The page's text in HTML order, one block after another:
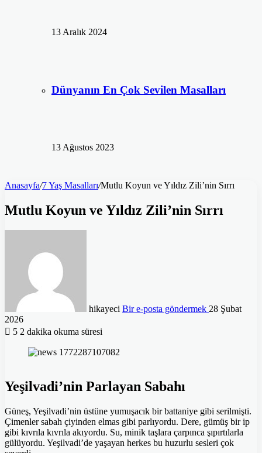
13 Aralık 2024
Dünyanın En Çok Sevilen Masalları
13 Ağustos 2023
Anasayfa/7 Yaş Masalları/Mutlu Koyun ve Yıldız Zili’nin Sırrı
Mutlu Koyun ve Yıldız Zili’nin Sırrı
hikayeci Bir e-posta göndermek 28 Şubat
2026
5 2 dakika okuma süresi
Yeşilvadi’nin Parlayan Sabahı
Güneş, Yeşilvadi’nin üstüne yumuşacık bir battaniye gibi serilmişti.
Çimenler sabah çiyinden elmas gibi parlıyordu. Dere, gümüş bir ip
gibi kıvrıla kıvrıla akıyordu. Su, minik taşlara çarpınca şıpırtılarla
gülüyordu. Yeşilvadi’de yaşayan herkes bu huzurlu sesleri çok